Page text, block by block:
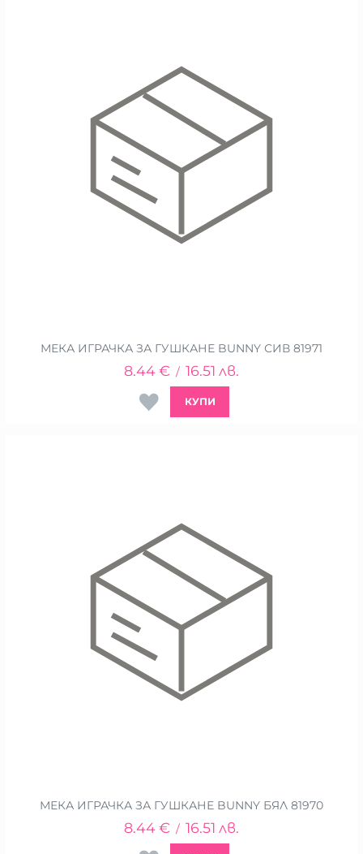
МЕКА ИГРАЧКА ЗА ГУШКАНЕ BUNNY СИВ 81971
8.44€ / 16.51 лв.
КУПИ
МЕКА ИГРАЧКА ЗА ГУШКАНЕ BUNNY БЯЛ 81970
8.44€ / 16.51 лв.